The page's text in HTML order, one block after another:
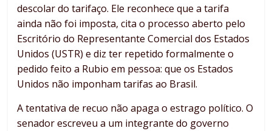
descolar do tarifaço. Ele reconhece que a tarifa
ainda não foi imposta, cita o processo aberto pelo
Escritório do Representante Comercial dos Estados
Unidos (USTR) e diz ter repetido formalmente o
pedido feito a Rubio em pessoa: que os Estados
Unidos não imponham tarifas ao Brasil.
A tentativa de recuo não apaga o estrago político. O
senador escreveu a um integrante do governo